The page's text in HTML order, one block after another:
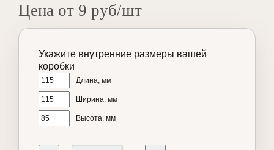
Цена от 9 руб/шт
Укажите внутренние размеры вашей
коробки
Длина, мм
Ширина, мм
Высота, мм